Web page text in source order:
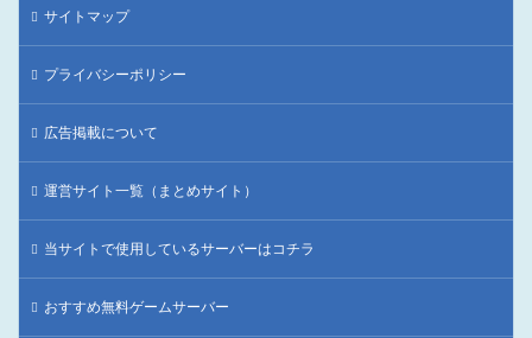
サイトマップ
プライバシーポリシー
広告掲載について
運営サイト一覧（まとめサイト）
当サイトで使用しているサーバーはコチラ
おすすめ無料ゲームサーバー